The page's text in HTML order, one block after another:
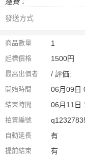
發送方式
商品數量 1
起標價格 1500円
最高出價者 / 評価:
開始時間 06月09日
結束時間 06月11日
拍賣編號
自動延長 有
提前結束 有